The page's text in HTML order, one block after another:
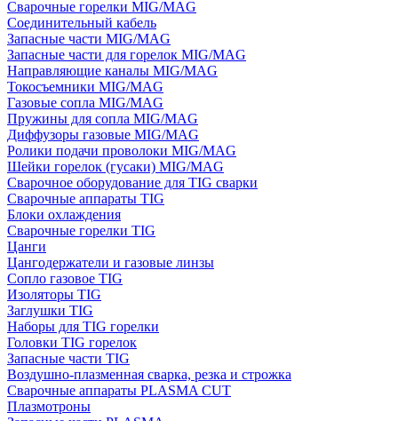
Сварочные горелки MIG/MAG
Соединительный кабель
Запасные части MIG/MAG
Запасные части для горелок MIG/MAG
Направляющие каналы MIG/MAG
Токосъемники MIG/MAG
Газовые сопла MIG/MAG
Пружины для сопла MIG/MAG
Диффузоры газовые MIG/MAG
Ролики подачи проволоки MIG/MAG
Шейки горелок (гусаки) MIG/MAG
Сварочное оборудование для TIG сварки
Сварочные аппараты TIG
Блоки охлаждения
Сварочные горелки TIG
Цанги
Цангодержатели и газовые линзы
Сопло газовое TIG
Изоляторы TIG
Заглушки TIG
Наборы для TIG горелки
Головки TIG горелок
Запасные части TIG
Воздушно-плазменная сварка, резка и строжка
Сварочные аппараты PLASMA CUT
Плазмотроны